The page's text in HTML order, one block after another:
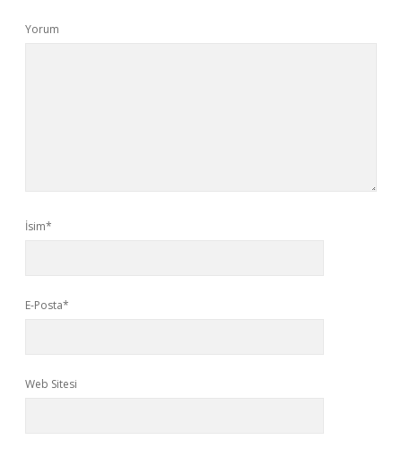
Yorum
İsim*
E-Posta*
Web Sitesi